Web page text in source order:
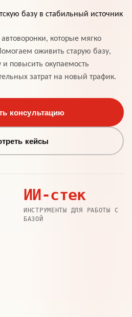
базу в стабильный источник
которые мягко
оживить старую базу,
и повысить окупаемость
затрат на новый трафик.
консультацию
кейсы
ИИ-стек
ИНСТРУМЕНТЫ ДЛЯ РАБОТЫ С
БАЗОЙ